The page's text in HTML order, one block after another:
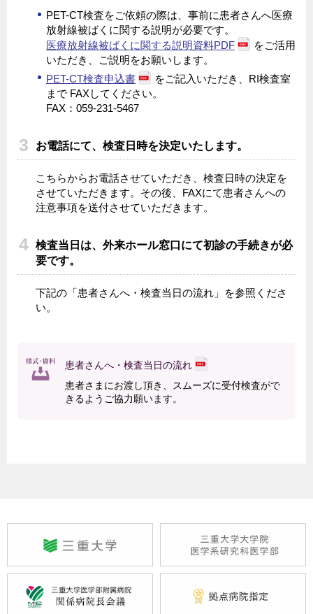
PET-CT検査をご依頼の際は、事前に患者さんへ医療
放射線被ばくに関する説明が必要です。
医療放射線被ばくに関する説明資料PDF
をご活用
いただき、ご説明をお願いします。
PET-CT検査申込書
をご記入いただき、RI検査室
まで FAXしてください。
FAX：059-231-5467
お電話にて、検査日時を決定いたします。
こちらからお電話させていただき、検査日時の決定を
させていただきます。その後、FAXにて患者さんへの
注意事項を送付させていただきます。
検査当日は、外来ホール窓口にて初診の手続きが必
要です。
下記の「患者さんへ・検査当日の流れ」を参照くださ
い。
患者さんへ・検査当日の流れ
患者さまにお渡し頂き、スムーズに受付検査がで
きるようご協力願います。